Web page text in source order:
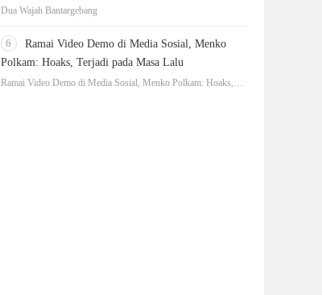
Dua Wajah Bantargebang
6
Ramai Video Demo di Media Sosial, Menko
Polkam: Hoaks, Terjadi pada Masa Lalu
Ramai Video Demo di Media Sosial, Menko Polkam: Hoaks,